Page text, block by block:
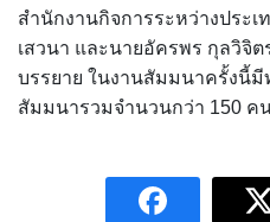
สำนักงานกิจการระหว่างประ
เสวนา และนายอัครพร กุลวิจิ
บรรยาย ในงานสัมมนาครั้งนี้มี
สัมมนารวมจำนวนกว่า 150 ค